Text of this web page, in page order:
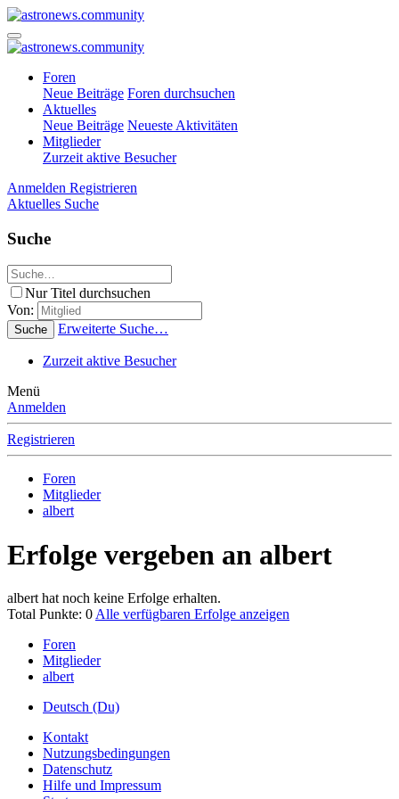
Foren
Neue Beiträge Foren durchsuchen
Aktuelles
Neue Beiträge Neueste Aktivitäten
Mitglieder
Zurzeit aktive Besucher
Anmelden Registrieren
Aktuelles Suche
Suche
Nur Titel durchsuchen
Von:
Suche Erweiterte Suche…
Zurzeit aktive Besucher
Menü
Anmelden
Registrieren
Foren
Mitglieder
albert
Erfolge vergeben an albert
albert hat noch keine Erfolge erhalten.
Total Punkte: 0 Alle verfügbaren Erfolge anzeigen
Foren
Mitglieder
albert
Deutsch (Du)
Kontakt
Nutzungsbedingungen
Datenschutz
Hilfe und Impressum